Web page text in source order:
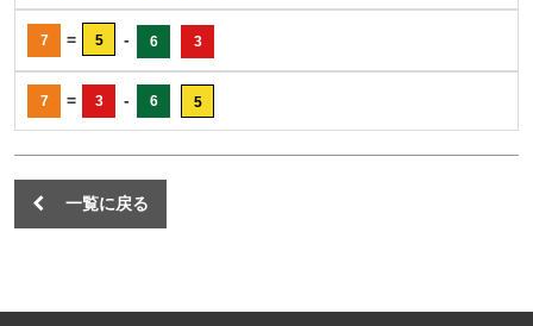
7 = 5 - 6 3
7 = 3 - 6 5
一覧に戻る